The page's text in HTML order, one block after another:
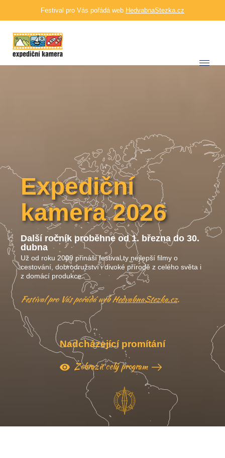
Festival pro Vás pořádá web HedvabnaStezka.cz
Expediční
kamera 2026
Další ročník proběhne od 1. března do 30.
dubna
Už od roku 2009 přináší festival ty nejlepší filmy o
cestování, dobrodružství i divoké přírodě z celého světa i
z domácí produkce.
Festival pro Vás pořádá webHedvabnaStezka.cz.
Nadcházející promítání
Zobrazit celý program